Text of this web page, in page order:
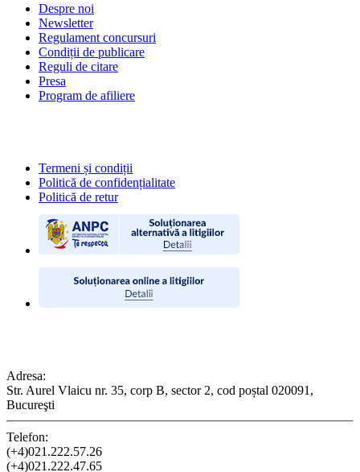
Despre noi
Newsletter
Regulament concursuri
Condiții de publicare
Reguli de citare
Presa
Program de afiliere
Termeni și condiții
Politică de confidențialitate
Politică de retur
Adresa:
Str. Aurel Vlaicu nr. 35, corp B, sector 2, cod poștal 020091,
Bucureşti
Telefon:
(+4)021.222.57.26
(+4)021.222.47.65